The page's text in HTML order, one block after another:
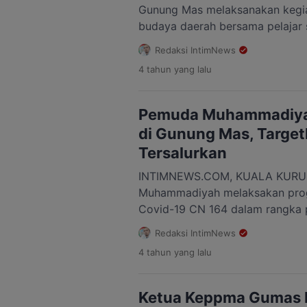
Gunung Mas melaksanakan
budaya daerah bersama pelajar
“Kegiatan ini diikuti oleh 90
khususnya di Kecamatan
ilmu tentang kesenian budaya
tidak akan hilang,” kata
Redaksi IntimNews
4 tahun yang lalu
Pemuda
di Gunung Mas,
Tersalurkan
INTIMNEWS.COM, KUALA
Muhammadiyah melaksakan
Covid-19 CN 164 dalam rangka
Covid 19 di Kabupaten Gunung
dilaksanakan oleh Pimpinan
Muhammadiyah bekerjasama
Gunung Mas dan lembaga
Redaksi IntimNews
4 tahun yang lalu
Ketua Keppma